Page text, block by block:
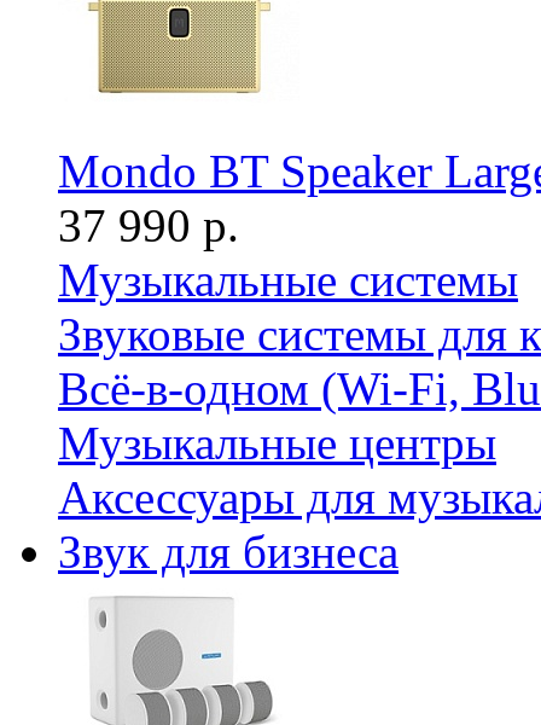
Mondo BT Speaker
37 990 р.
Музыкальные системы
Звуковые системы для
Всё-в-одном (Wi-Fi,
Музыкальные центры
Аксессуары для
Звук для бизнеса